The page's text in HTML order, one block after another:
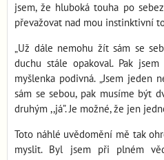
jsem, že hluboká touha po
převažovat nad mou instinktivní
„Už dále nemohu žít sám se
duchu stále opakoval. Pak
myšlenka podivná. „Jsem jeden
sám se sebou, pak musíme být
druhým ,,já”. Je možné, že jen
Toto náhlé uvědomění mě tak
myslit. Byl jsem při plném